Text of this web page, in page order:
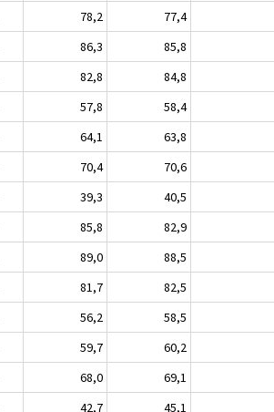
78,2 77,4
86,3 85,8
82,8 84,8
57,8 58,4
64,1 63,8
70,4 70,6
39,3 40,5
85,8 82,9
89,0 88,5
81,7 82,5
56,2 58,5
59,7 60,2
68,0 69,1
42,7 45,1